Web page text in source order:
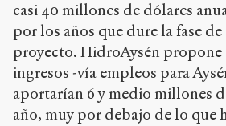
casi 40 millones de dólares
por los años que dure la fase
proyecto. HidroAysén propone
ingresos -vía empleos para
aportarían 6 y medio millones
año, muy por debajo de lo que